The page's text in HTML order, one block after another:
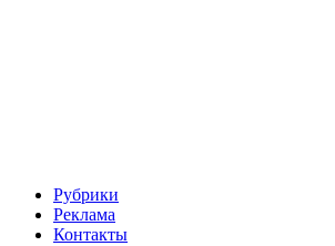
Рубрики
Реклама
Контакты